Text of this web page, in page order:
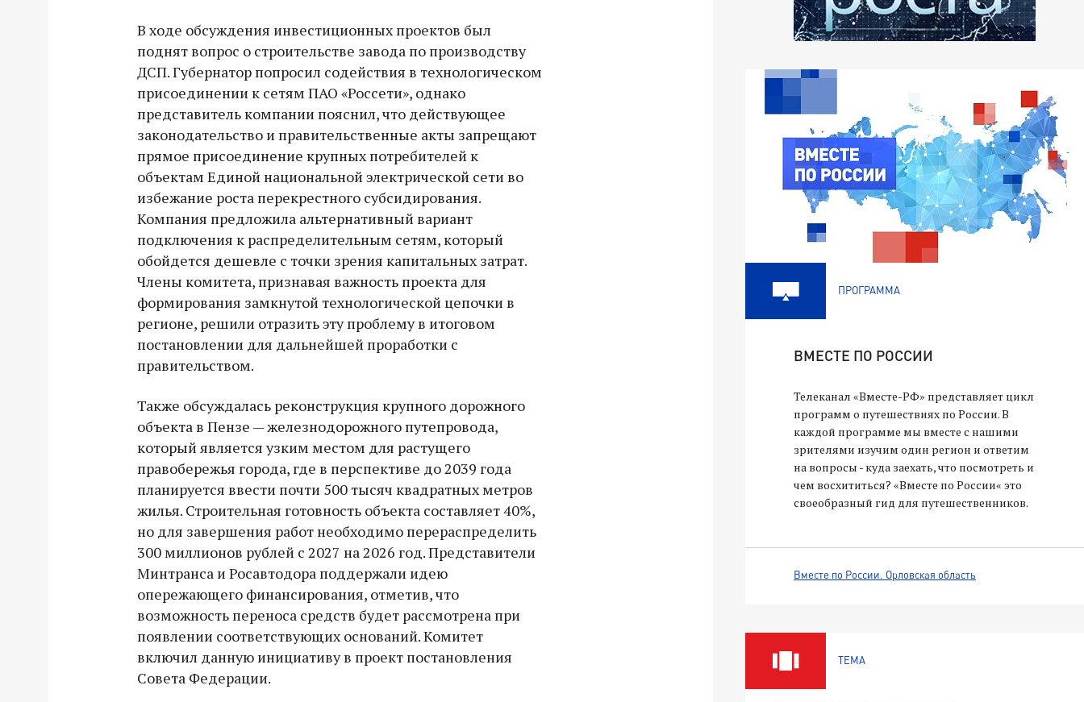
В ходе обсуждения инвестиционных проектов был
поднят вопрос о строительстве завода по производству
ДСП. Губернатор попросил содействия в технологическом
присоединении к сетям ПАО «Россети», однако
представитель компании пояснил, что действующее
законодательство и правительственные акты запрещают
прямое присоединение крупных потребителей к
объектам Единой национальной электрической сети во
избежание роста перекрестного субсидирования.
Компания предложила альтернативный вариант
подключения к распределительным сетям, который
обойдется дешевле с точки зрения капитальных затрат.
Члены комитета, признавая важность проекта для
формирования замкнутой технологической цепочки в
регионе, решили отразить эту проблему в итоговом
постановлении для дальнейшей проработки с
правительством.
Также обсуждалась реконструкция крупного дорожного
объекта в Пензе — железнодорожного путепровода,
который является узким местом для растущего
правобережья города, где в перспективе до 2039 года
планируется ввести почти 500 тысяч квадратных метров
жилья. Строительная готовность объекта составляет 40%,
но для завершения работ необходимо перераспределить
300 миллионов рублей с 2027 на 2026 год. Представители
Минтранса и Росавтодора поддержали идею
опережающего финансирования, отметив, что
возможность переноса средств будет рассмотрена при
появлении соответствующих оснований. Комитет
включил данную инициативу в проект постановления
Совета Федерации.
ПРОГРАММА
ВМЕСТЕ ПО РОССИИ
Телеканал «Вместе-РФ» представляет цикл
программ о путешествиях по России. В
каждой программе мы вместе с нашими
зрителями изучим один регион и ответим
на вопросы - куда заехать, что посмотреть и
чем восхититься? «Вместе по России« это
своеобразный гид для путешественников.
Вместе по России. Орловская область
ТЕМА